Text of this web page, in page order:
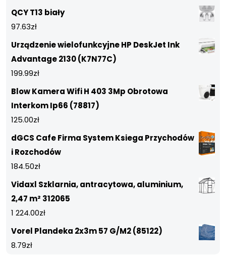
QCY T13 biały
97.63zł
Urządzenie wielofunkcyjne HP DeskJet Ink
Advantage 2130 (K7N77C)
199.99zł
Blow Kamera Wifi H 403 3Mp Obrotowa
Interkom Ip66 (78817)
125.00zł
dGCS Cafe Firma System Ksiega Przychodów
i Rozchodów
184.50zł
Vidaxl Szklarnia, antracytowa, aluminium,
2,47 m² 312065
1 224.00zł
Vorel Plandeka 2x3m 57 G/M2 (85122)
8.79zł